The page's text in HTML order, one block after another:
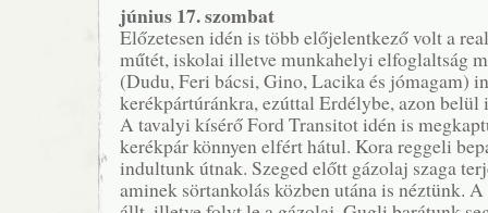
június 17. szombat
Előzetesen idén is több előjelentkező volt a
műtét, iskolai illetve munkahelyi elfoglaltság
(Dudu, Feri bácsi, Gino, Lacika és jómagam)
kerékpártúránkra, ezúttal Erdélybe, azon belül
A tavalyi kísérő Ford Transitot idén is
kerékpár könnyen elfért hátul. Kora reggeli
indultunk útnak. Szeged előtt gázolaj szaga
aminek sörtankolás közben utána is néztünk.